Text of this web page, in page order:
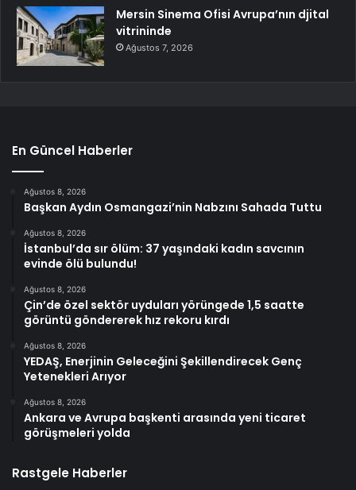
Mersin Sinema Ofisi Avrupa’nın djital
vitrininde
Ağustos 7, 2026
En Güncel Haberler
Ağustos 8, 2026
Başkan Aydın Osmangazi’nin Nabzını Sahada Tuttu
Ağustos 8, 2026
İstanbul’da sır ölüm: 37 yaşındaki kadın savcının
evinde ölü bulundu!
Ağustos 8, 2026
Çin’de özel sektör uyduları yörüngede 1,5 saatte
görüntü göndererek hız rekoru kırdı
Ağustos 8, 2026
YEDAŞ, Enerjinin Geleceğini Şekillendirecek Genç
Yetenekleri Arıyor
Ağustos 8, 2026
Ankara ve Avrupa başkenti arasında yeni ticaret
görüşmeleri yolda
Rastgele Haberler